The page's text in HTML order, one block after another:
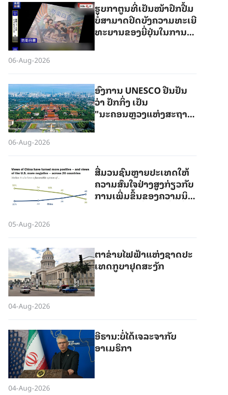
ຮູບກາຕູນທີ່ເປັນໜ້າປົກປື້ມ
ບໍ່ສາມາດປິດບັງຄວາມທະເຍີ
ທະຍານຂອງຍີ່ປຸ່ນໃນການ
06-Aug-2026
ອົງການ UNESCO ຢືນຢັນ
ວ່າ ປັກກິ່ງ ເປັນ
"ນະຄອນຫຼວງແຫ່ງສະຖາ
06-Aug-2026
ສື່ມວນ​ຊົນຫຼາຍ​ປະ​ເທດ​ໃຫ້​
ຄວາມ​ສົນ​ໃຈ​ຢ່າງສູງ​ກ່ຽວ​ກັບ​
ການ​ເພີ່ມ​ຂຶ້ນ​ຂອງ​ຄວາມ​ນິ​
05-Aug-2026
ຕາ​ຂ່າຍ​ໄຟ​ຟ້າ​​ແຫ່ງ​ຊາດ​ປະ​
ເທດ​ກູ​ບາຢຸດສະງັກ
04-Aug-2026
ອີຣານ:ບໍ່ໄດ້ເຈລະຈາກັບ
ອາເມຣິກາ
04-Aug-2026